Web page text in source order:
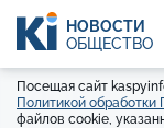
НОВОСТИ
ОБЩЕСТВО
Посещая сайт
Политикой
файлов cookie,